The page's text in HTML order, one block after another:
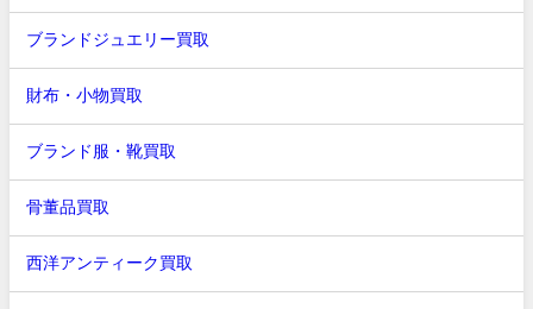
ブランドジュエリー買取
財布・小物買取
ブランド服・靴買取
骨董品買取
西洋アンティーク買取